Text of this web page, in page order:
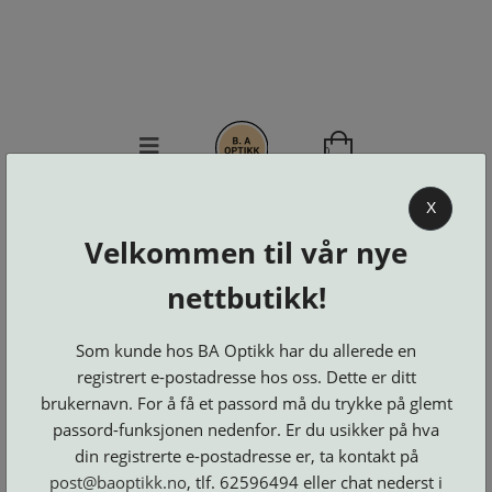
KJØPSVILKÅR
OSS
DELER
LOGG INN
0
Brillerens
Brillesnorer
on
og
Suncover
Etuier
Innfatninger
Lesebriller
Luper
og
Speil
Microkluter
Neseputer
og
Solbriller
Se alle kategorier
X
Velkommen til vår nye
nettbutikk!
Som kunde hos BA Optikk har du allerede en
registrert e-postadresse hos oss. Dette er ditt
brukernavn. For å få et passord må du trykke på glemt
passord-funksjonen nedenfor. Er du usikker på hva
din registrerte e-postadresse er, ta kontakt på
post@baoptikk.no, tlf. 62596494 eller chat nederst i